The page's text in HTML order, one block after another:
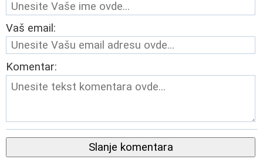
Vaš email:
Komentar:
Slanje komentara